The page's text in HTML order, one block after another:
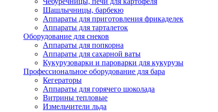
Шашлычницы, барбекю
Аппараты для приготовления фрикаделек
Аппараты для тарталеток
Оборудование для снеков
Аппараты для попкорна
Аппараты для сахарной ваты
Кукурузоварки и пароварки для кукурузы
Профессиональное оборудование для бара
Кегераторы
Аппараты для горячего шоколада
Витрины тепловые
Измельчители льда